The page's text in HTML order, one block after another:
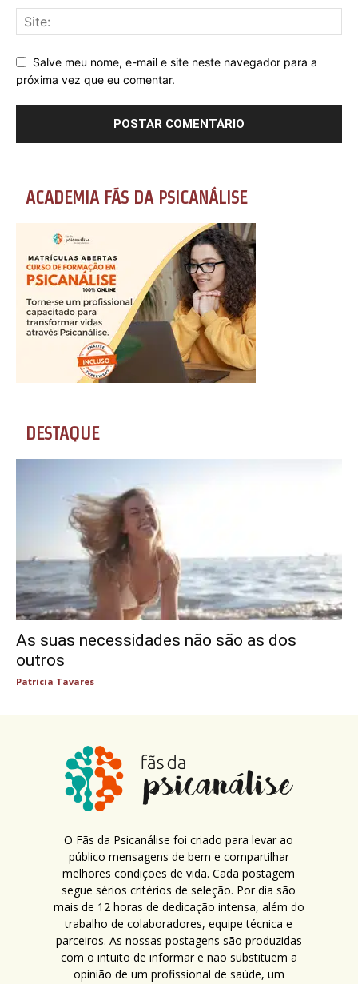
Salve meu nome, e-mail e site neste navegador para a
próxima vez que eu comentar.
ACADEMIA FÃS DA PSICANÁLISE
DESTAQUE
As suas necessidades não são as dos
outros
Patricia Tavares
O Fãs da Psicanálise foi criado para levar ao
público mensagens de bem e compartilhar
melhores condições de vida. Cada postagem
segue sérios critérios de seleção. Por dia são
mais de 12 horas de dedicação intensa, além do
trabalho de colaboradores, equipe técnica e
parceiros. As nossas postagens são produzidas
com o intuito de informar e não substituem a
opinião de um profissional de saúde, um